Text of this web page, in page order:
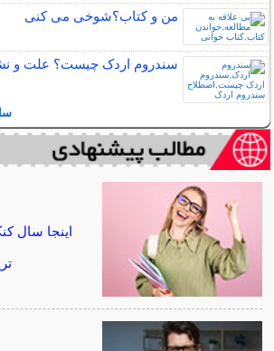
من و کتاب؟شوخی می کنی
سندروم اردک چیست؟ علت و
اینجا سال